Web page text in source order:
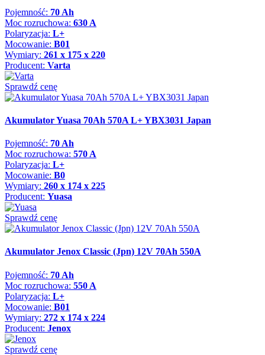
Pojemność: 70 Ah
Moc rozruchowa: 630 A
Polaryzacja: L+
Mocowanie: B01
Wymiary: 261 x 175 x 220
Producent: Varta
Sprawdź cenę
Akumulator Yuasa 70Ah 570A L+ YBX3031 Japan
Pojemność: 70 Ah
Moc rozruchowa: 570 A
Polaryzacja: L+
Mocowanie: B0
Wymiary: 260 x 174 x 225
Producent: Yuasa
Sprawdź cenę
Akumulator Jenox Classic (Jpn) 12V 70Ah 550A
Pojemność: 70 Ah
Moc rozruchowa: 550 A
Polaryzacja: L+
Mocowanie: B01
Wymiary: 272 x 174 x 224
Producent: Jenox
Sprawdź cenę